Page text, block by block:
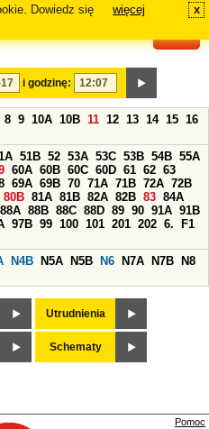
Dowiedz się
więcej x
i godzinę:
8 9 10A 10B 11 12 13 14 15 16
51B 52 53A 53C 53B 54B 55A
60A 60B 60C 60D 61 62 63
69A 69B 70 71A 71B 72A 72B
80B 81A 81B 82A 82B 83 84A
88A 88B 88C 88D 89 90 91A 91B
97B 99 100 101 201 202 6.
F1
N4B N5A N5B N6 N7A N7B
N8
Utrudnienia
Schematy
Pomoc